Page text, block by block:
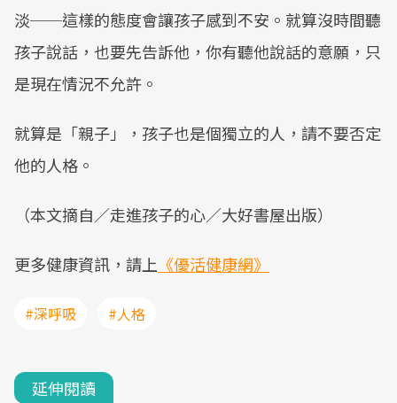
淡──這樣的態度會讓孩子感到不安。就算沒時間聽
孩子說話，也要先告訴他，你有聽他說話的意願，只
是現在情況不允許。
就算是「親子」，孩子也是個獨立的人，請不要否定
他的人格。
（本文摘自／走進孩子的心／大好書屋出版）
更多健康資訊，請上 《優活健康網》
#深呼吸 #人格
延伸閱讀